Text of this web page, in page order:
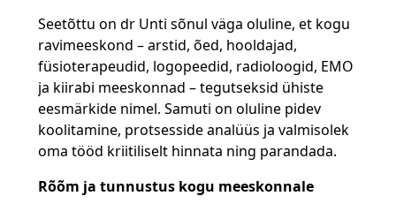
Seetõttu on dr Unti sõnul väga oluline, et kogu
ravimeeskond – arstid, õed, hooldajad,
füsioterapeudid, logopeedid, radioloogid, EMO
ja kiirabi meeskonnad – tegutseksid ühiste
eesmärkide nimel. Samuti on oluline pidev
koolitamine, protsesside analüüs ja valmisolek
oma tööd kriitiliselt hinnata ning parandada.
Rõõm ja tunnustus kogu meeskonnale